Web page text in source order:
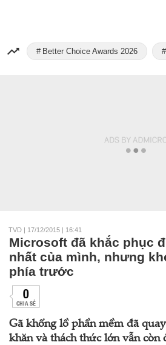
Better Choice Awards 2026
TVD | 17/12/2015 | 16:41
Microsoft đã khắc phục
nhất của mình, nhưng
phía trước
0
CHIA SẺ
Gã khổng lồ phần mềm đã
khăn và thách thức lớn vẫn còn